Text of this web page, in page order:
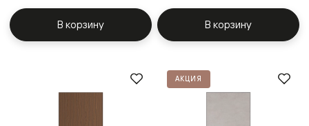
В корзину В корзину
АКЦИЯ